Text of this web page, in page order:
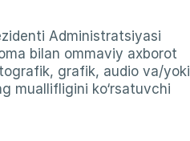
Administratsiyasi
bilan ommaviy axborot
grafik, audio va/yoki
muallifligini ko‘rsatuvchi